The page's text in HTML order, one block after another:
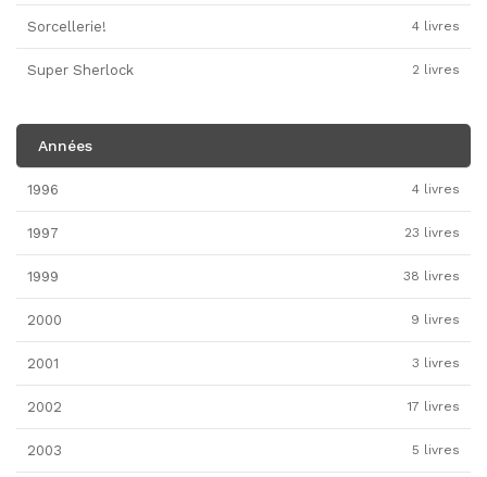
Sorcellerie! 4 livres
Super Sherlock 2 livres
Années
1996 4 livres
1997 23 livres
1999 38 livres
2000 9 livres
2001 3 livres
2002 17 livres
2003 5 livres